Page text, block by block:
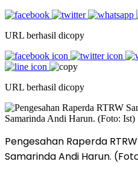
URL berhasil dicopy
URL berhasil dicopy
Pengesahan Raperda
Samarinda Andi Harun.